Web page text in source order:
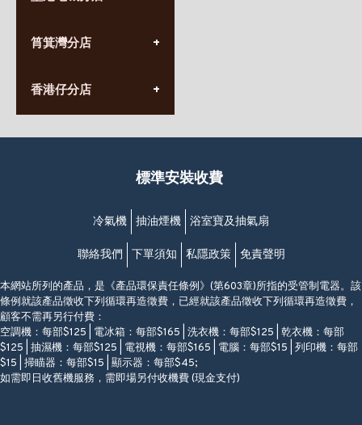
九龍太子太子道西141號
營業時間:
香港堅尼地城卑路乍街
(堅尼地城地鐵站B出口)
筲箕灣分店
營業時間:
(10:00am-20:30pm)
香港仔分店
營業時間:
香港香港仔成都道20-28號
(黃竹坑地鐵站轉4M專線小巴)
標準安裝收費
冷氣機 抽油煙機 浴室寶及抽氣扇
聯絡我們 下單須知 私隱政策 免責聲明
本網站所列的產品，是《產品環保責任條例》(第603章)所指的受管制電器。該
條例就該產品徵收下列循環再造徵費，已經就該產品徵收下列循環再造徵費，
顧客不需再另行付費：
空調機：每部$125 | 電冰箱：每部$165 | 洗衣機：每部$125 | 乾衣機：每部
$125 | 抽濕機：每部$125 | 電視機：每部$165 | 電腦：每部$15 | 列印機：每部
$15 | 掃瞄器：每部$15 | 顯示器：每部$45;
如需即日收舊機服務，需即場另付收機費 (現金支付)